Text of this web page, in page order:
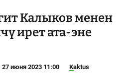
Калыков менен
ирет ата-эне
27 июня 2023 11:00 Kaktus